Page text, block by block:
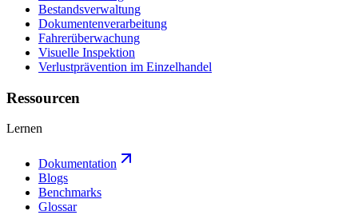
Bestandsverwaltung
Dokumentenverarbeitung
Fahrerüberwachung
Visuelle Inspektion
Verlustprävention im Einzelhandel
Ressourcen
Lernen
Dokumentation
Blogs
Benchmarks
Glossar